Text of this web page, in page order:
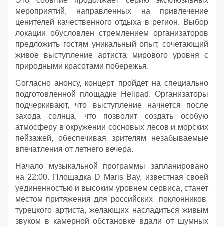
мероприятий, направленных на привлечение
ценителей качественного отдыха в регион. Выбор
локации обусловлен стремлением организаторов
предложить гостям уникальный опыт, сочетающий
живое выступление артиста мирового уровня с
природными красотами побережья.
Согласно анонсу, концерт пройдет на специально
подготовленной площадке Helipad. Организаторы
подчеркивают, что выступление начнется после
захода солнца, что позволит создать особую
атмосферу в окружении сосновых лесов и морских
пейзажей, обеспечивая зрителям незабываемые
впечатления от летнего вечера.
Начало музыкальной программы запланировано
на 22:00. Площадка D Maris Bay, известная своей
уединенностью и высоким уровнем сервиса, станет
местом притяжения для российских поклонников
турецкого артиста, желающих насладиться живым
звуком в камерной обстановке вдали от шумных